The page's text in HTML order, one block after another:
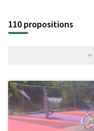
110 propositions